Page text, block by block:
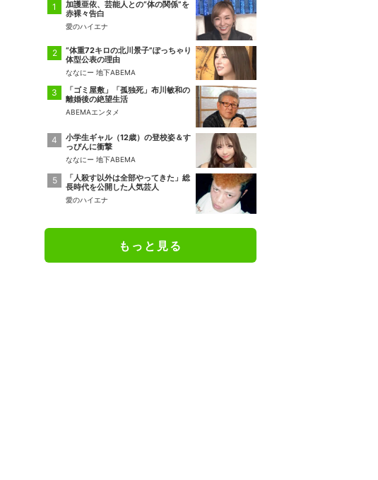
加護亜依、芸能人との“体の関係”を
赤裸々告白
愛のハイエナ
“体重72キロの北川景子”ぽっちゃり
体型公表の理由
ななにー 地下ABEMA
「ゴミ屋敷」「孤独死」布川敏和の
離婚後の絶望生活
ABEMAエンタメ
小学生ギャル（12歳）の登校姿＆す
っぴんに衝撃
ななにー 地下ABEMA
「人殺す以外は全部やってきた」総
長時代を公開した人気芸人
愛のハイエナ
もっと見る